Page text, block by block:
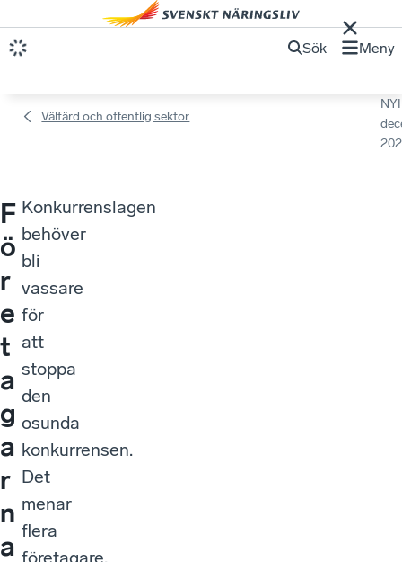
Sök Meny
Välfärd och offentlig sektor
F
ö
r
e
t
a
g
a
r
n
a
Konkurrenslagen
behöver
bli
vassare
för
att
stoppa
den
osunda
konkurrensen.
Det
menar
flera
företagare,